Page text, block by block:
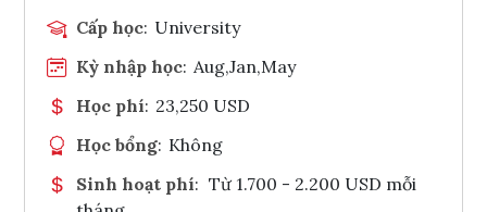
Cấp học: University
Kỳ nhập học: Aug,Jan,May
Học phí: 23,250 USD
Học bổng: Không
Sinh hoạt phí: Từ 1.700 - 2.200 USD mỗi